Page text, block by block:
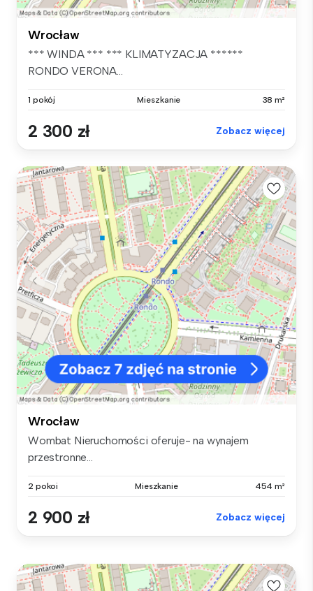
Wrocław
*** WINDA *** *** KLIMATYZACJA ******
RONDO VERONA...
1 pokój Mieszkanie 38 m²
2 300 zł Zobacz więcej
Wrocław
Wombat Nieruchomości oferuje- na wynajem
przestronne...
2 pokoi Mieszkanie 454 m²
2 900 zł Zobacz więcej